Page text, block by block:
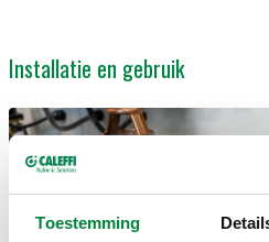
Toestemming
Installatie en gebruik